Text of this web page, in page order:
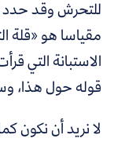
مقياسا هو «قلة
الاستبانة التي
قوله حول هذا،
لا نريد أن نكون